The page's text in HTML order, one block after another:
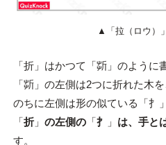
▲「拉（ロウ）
「折」はかつて「㪿」のように
「㪿」の左側は2つに折れた木
のちに左側は形の似ている「扌
「折」 の左側の「扌 」 は、手と
す。